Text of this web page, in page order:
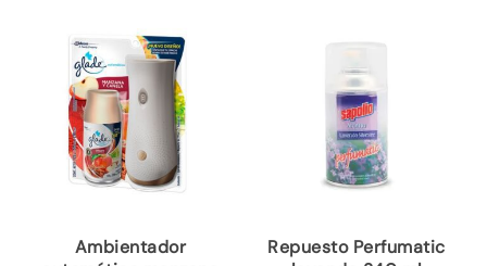
Ambientador
Repuesto Perfumatic